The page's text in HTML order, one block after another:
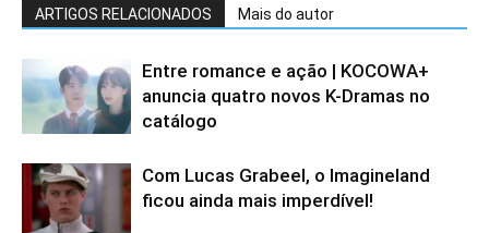
ARTIGOS RELACIONADOS Mais do autor
Entre romance e ação | KOCOWA+
anuncia quatro novos K-Dramas no
catálogo
Com Lucas Grabeel, o Imagineland
ficou ainda mais imperdível!